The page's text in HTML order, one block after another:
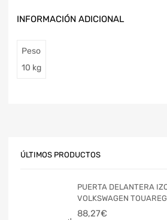
INFORMACIÓN ADICIONAL
Peso
10 kg
ÚLTIMOS PRODUCTOS
PUERTA DELANTERA
VOLKSWAGEN
88,27€